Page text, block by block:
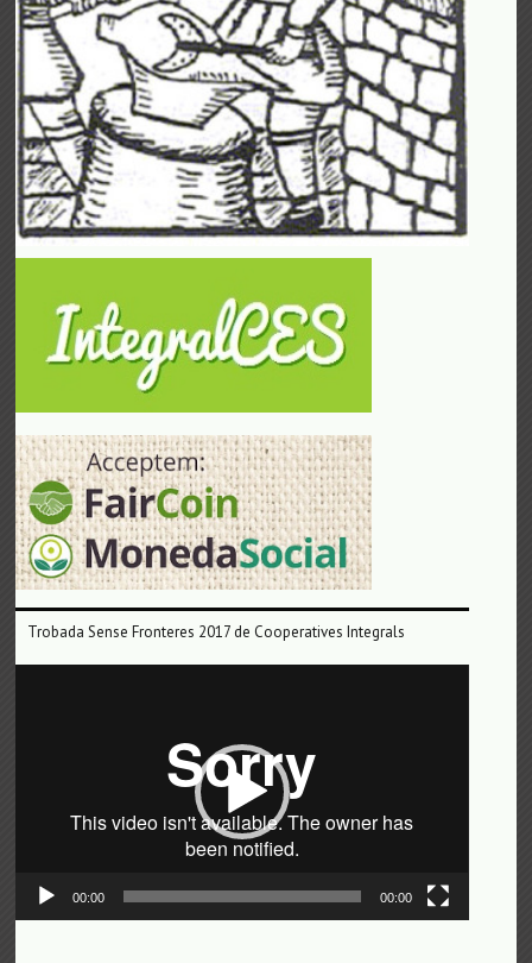
Trobada Sense Fronteres 2017 de Cooperatives Integrals
00:00 00:00